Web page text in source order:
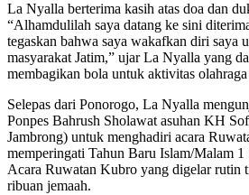
La Nyalla berterima kasih atas doa dan
“Alhamdulilah saya datang ke sini
tegaskan bahwa saya wakafkan diri saya
masyarakat Jatim,” ujar La Nyalla yang
membagikan bola untuk aktivitas olahraga
Selepas dari Ponorogo, La Nyalla
Ponpes Bahrush Sholawat asuhan KH
Jambrong) untuk menghadiri acara
memperingati Tahun Baru Islam/Malam
Acara Ruwatan Kubro yang digelar rutin
ribuan jemaah.